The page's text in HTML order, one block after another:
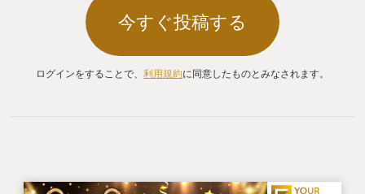
てまたダンジョンへ行き、少し進んで1つドアを開
け、小さい部屋を調べて街へ戻り宿屋で・・・
といった具合に死なないようにコツコツとダンジョ
今すぐ投稿する
ログインをすることで、 利用規約に同意したものとみなされます。